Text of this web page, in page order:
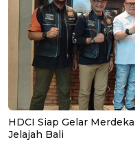
HDCI Siap Gelar
Jelajah Bali